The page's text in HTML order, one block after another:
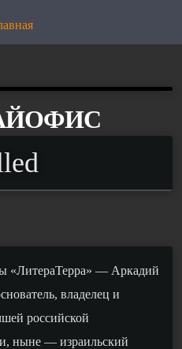
«ЛитераТерра» — Аркадий
владелец и
российской
ныне — израильский